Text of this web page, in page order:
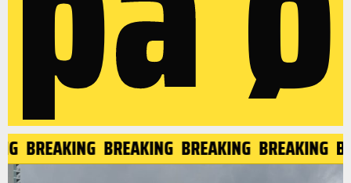
BREAKING BREAKING BREAKING BREAKING